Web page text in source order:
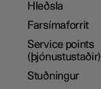
Hleðsla
Farsímaforrit
Service points
(þjónustustaðir)
Stuðningur